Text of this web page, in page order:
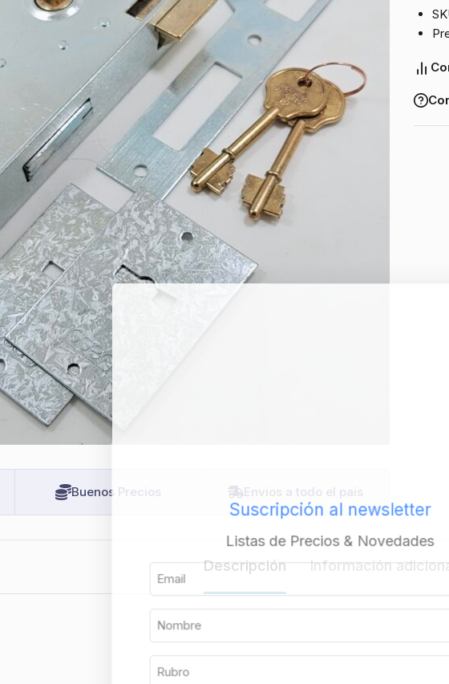
Buenos Precios Envios a todo el pais
Descripción Información
Suscripción al newsletter
Listas de Precios & Novedades